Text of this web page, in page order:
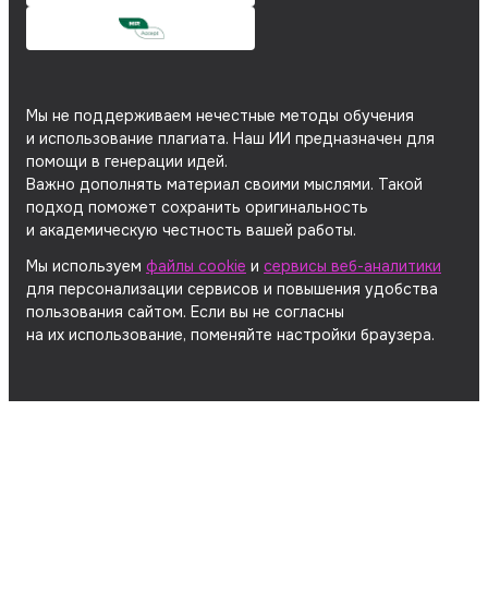
Мы не поддерживаем нечестные методы обучения
и использование плагиата. Наш ИИ предназначен для
помощи в генерации идей.
Важно дополнять материал своими мыслями. Такой
подход поможет сохранить оригинальность
и академическую честность вашей работы.
Мы используем файлы cookie и сервисы веб-аналитики
для персонализации сервисов и повышения удобства
пользования сайтом. Если вы не согласны
на их использование, поменяйте настройки браузера.